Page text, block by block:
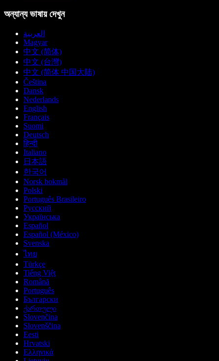
অন্যান্য ভাষায় দেখুন
العربية
Magyar
中文 (简体)
中文 (台灣)
中文 (简体 中国大陆)
Čeština
Dansk
Nederlands
English
Français
Suomi
Deutsch
हिन्दी
Italiano
日本語
한국어
Norsk bokmål
Polski
Português Brasileiro
Русский
Українська
Español
Español (México)
Svenska
ไทย
Türkçe
Tiếng Việt
Română
Português
Български
ქართული
Slovenčina
Slovenščina
Eesti
Hrvatski
Ελληνικά